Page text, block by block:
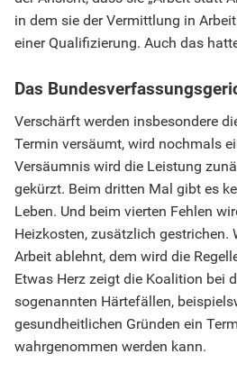
in dem sie der Vermittlung in
einer Qualifizierung. Auch das
Das
Verschärft werden insbesondere
Termin versäumt, wird nochmals
Versäumnis wird die Leistung
gekürzt. Beim dritten Mal gibt es
Leben. Und beim vierten Fehlen
Heizkosten, zusätzlich gestrichen.
Arbeit ablehnt, dem wird die
Etwas Herz zeigt die Koalition bei
sogenannten Härtefällen,
gesundheitlichen Gründen ein
wahrgenommen werden kann.